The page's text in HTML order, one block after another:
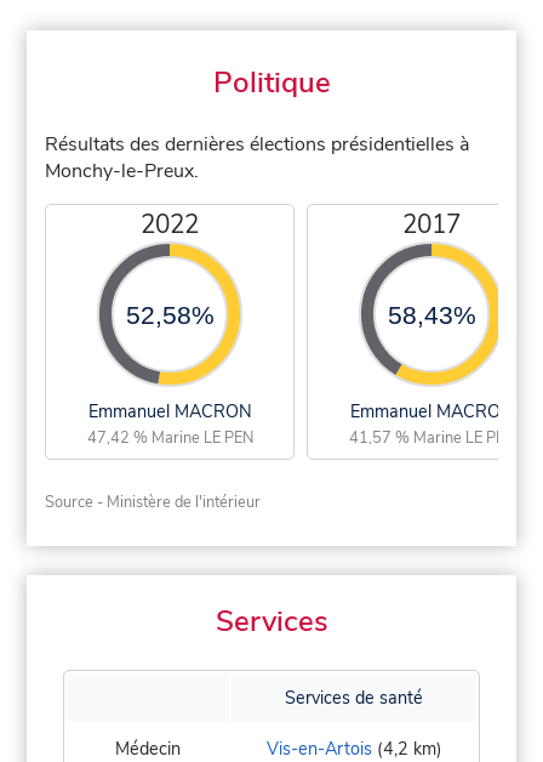
Politique
Résultats des dernières élections présidentielles à
Monchy-le-Preux.
2022
52,58%
Emmanuel MACRON
47,42 % Marine LE PEN
2017
58,43%
Emmanuel MACRON
41,57 % Marine LE PEN
Source - Ministère de l'intérieur
Services
Services de santé
Médecin Vis-en-Artois(4,2 km)